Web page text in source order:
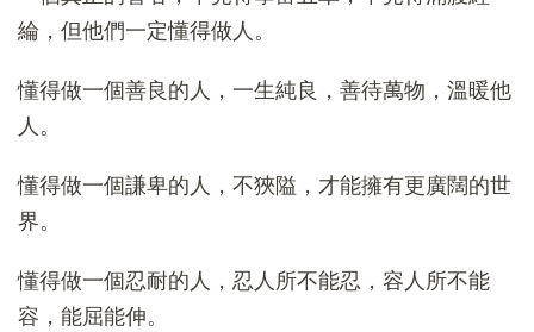
綸，但他們一定懂得做人。
懂得做一個善良的人，一生純良，善待萬物，溫暖他
人。
懂得做一個謙卑的人，不狹隘，才能擁有更廣闊的世
界。
懂得做一個忍耐的人，忍人所不能忍，容人所不能
容，能屈能伸。